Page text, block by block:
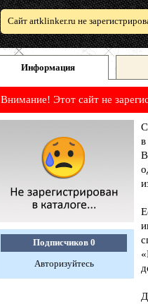
Сайт artklinker.ru не
Информация
Внимание! Этот сайт не
Подписчиков 0
Авторизуйтесь